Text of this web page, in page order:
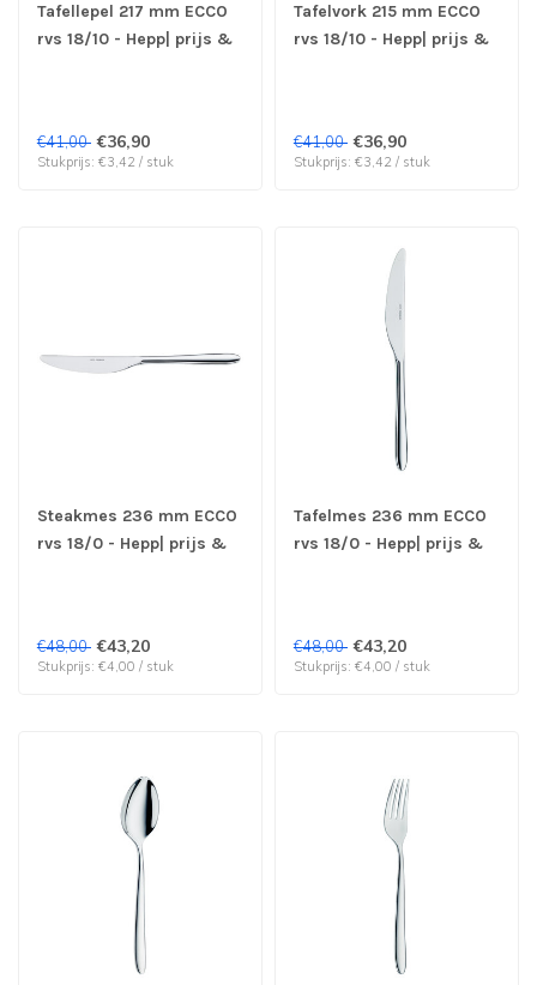
Tafellepel 217 mm ECCO
rvs 18/10 - Hepp| prijs &
€41,00 €36,90
Stukprijs: €3,42 / stuk
Tafelvork 215 mm ECCO
rvs 18/10 - Hepp| prijs &
€41,00 €36,90
Stukprijs: €3,42 / stuk
Steakmes 236 mm ECCO
rvs 18/0 - Hepp| prijs &
€48,00 €43,20
Stukprijs: €4,00 / stuk
Tafelmes 236 mm ECCO
rvs 18/0 - Hepp| prijs &
€48,00 €43,20
Stukprijs: €4,00 / stuk